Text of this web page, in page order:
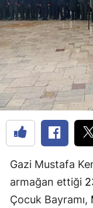
Gazi Mustafa
armağan ettiği
Çocuk Bayramı,